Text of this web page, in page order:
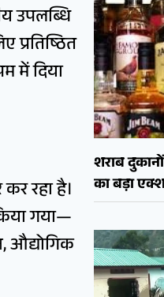
उपलब्धि
में दिया
रहा है।
गया—
औद्योगिक
शराब
का बड़ा